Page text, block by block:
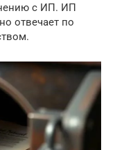
с ИП. ИП
отвечает по